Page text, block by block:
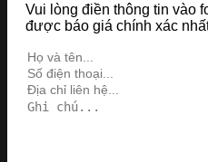
Vui lòng điền thông tin vào
được báo giá chính xác